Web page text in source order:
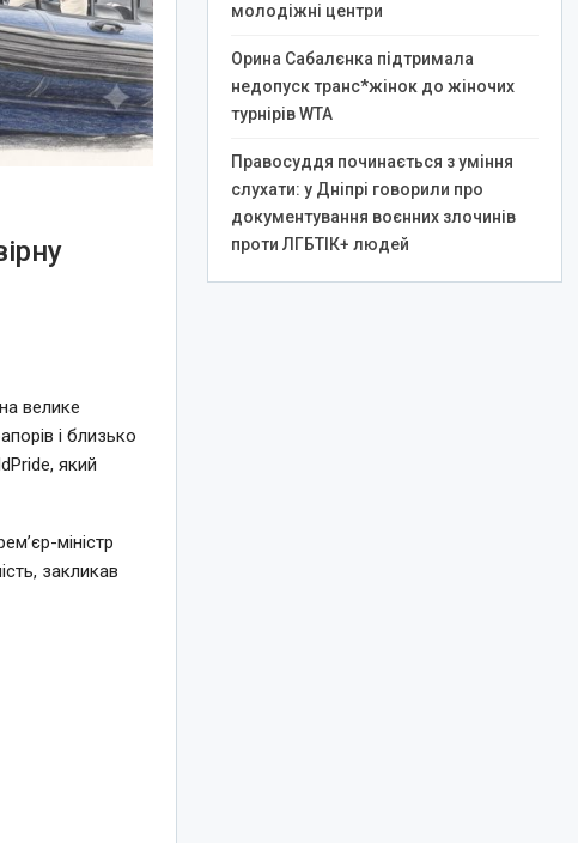
велике
і близько
який
міністр
закликав
молодіжні центри
Орина Сабалєнка підтримала
недопуск транс*жінок до жіночих
турнірів WTA
Правосуддя починається з уміння
слухати: у Дніпрі говорили про
документування воєнних злочинів
проти ЛГБТІК+ людей